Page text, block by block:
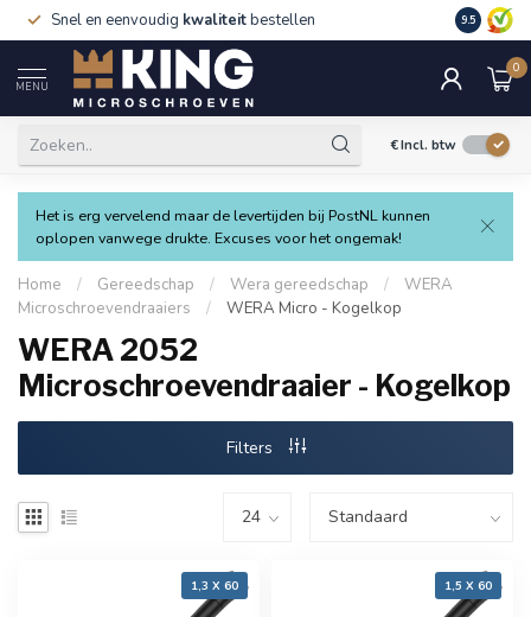
Snel en eenvoudig kwaliteitbestellen 9.5
MENU
0
€Incl. btw
Het is erg vervelend maar de levertijden bij PostNL kunnen
oplopen vanwege drukte. Excuses voor het ongemak!
Home / Gereedschap / Wera gereedschap /
WERA
Microschroevendraaiers
/ WERA Micro - Kogelkop
WERA 2052
Microschroevendraaier - Kogelkop
Filters
1,3 X 60 1,5 X 60